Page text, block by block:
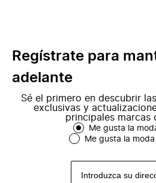
Regístrate para
adelante
Sé el primero en descubrir
exclusivas y
principales marcas
Me gusta la
Me gusta la